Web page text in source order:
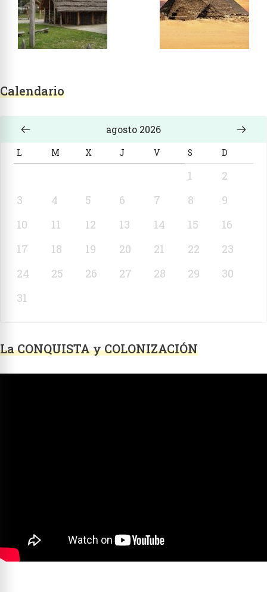
Calendario
agosto 2026
L M X J V S D
1
2
3
4 5 6 7 8
9
10
11 12 13 14 15
16
17
18 19 20 21 22
23
24
25 26 27 28 29
30
31
La CONQUISTA y COLONIZACIÓN